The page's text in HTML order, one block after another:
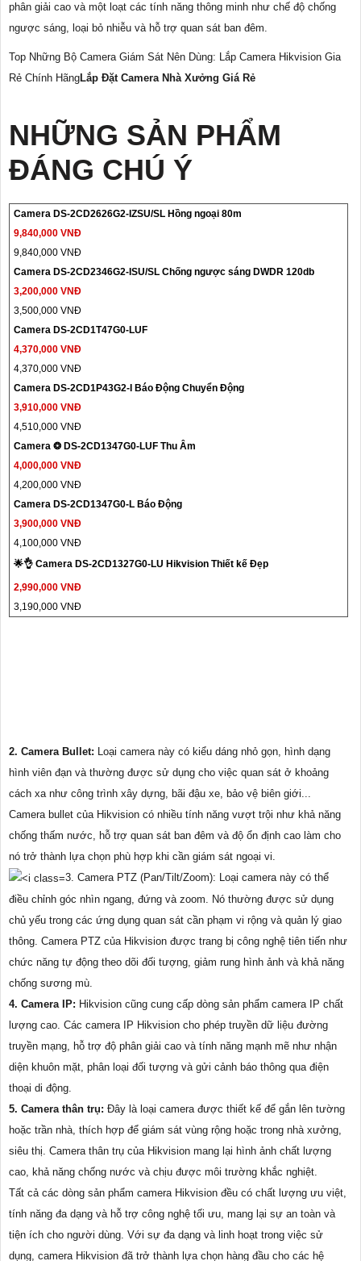
phân giải cao và một loạt các tính năng thông minh như chế độ chống
ngược sáng, loại bỏ nhiễu và hỗ trợ quan sát ban đêm.
Top Những Bộ Camera Giám Sát Nên Dùng: Lắp Camera Hikvision Gia
Rẻ Chính HãngLắp Đặt Camera Nhà Xưởng Giá Rẻ
NHỮNG SẢN PHẨM
ĐÁNG CHÚ Ý
Camera DS-2CD2626G2-IZSU/SL Hồng ngoại 80m
9,840,000 VNĐ
9,840,000 VNĐ
Camera DS-2CD2346G2-ISU/SL Chống ngược sáng DWDR 120db
3,200,000 VNĐ
3,500,000 VNĐ
Camera DS-2CD1T47G0-LUF
4,370,000 VNĐ
4,370,000 VNĐ
Camera DS-2CD1P43G2-I Báo Động Chuyển Động
3,910,000 VNĐ
4,510,000 VNĐ
Camera ❂ DS-2CD1347G0-LUF Thu Âm
4,000,000 VNĐ
4,200,000 VNĐ
Camera DS-2CD1347G0-L Báo Động
3,900,000 VNĐ
4,100,000 VNĐ
🌟👌 Camera DS-2CD1327G0-LU Hikvision Thiết kế Đẹp
2,990,000 VNĐ
3,190,000 VNĐ
2. Camera Bullet: Loại camera này có kiểu dáng nhỏ gọn, hình dạng
hình viên đạn và thường được sử dụng cho việc quan sát ở khoảng
cách xa như công trình xây dựng, bãi đậu xe, bảo vệ biên giới...
Camera bullet của Hikvision có nhiều tính năng vượt trội như khả năng
chống thấm nước, hỗ trợ quan sát ban đêm và độ ổn định cao làm cho
nó trở thành lựa chọn phù hợp khi cần giám sát ngoại vi.
3. Camera PTZ (Pan/Tilt/Zoom): Loại camera này có thể
điều chỉnh góc nhìn ngang, đứng và zoom. Nó thường được sử dụng
chủ yếu trong các ứng dụng quan sát cần phạm vi rộng và quản lý giao
thông. Camera PTZ của Hikvision được trang bị công nghệ tiên tiến như
chức năng tự động theo dõi đối tượng, giảm rung hình ảnh và khả năng
chống sương mù.
4. Camera IP: Hikvision cũng cung cấp dòng sản phẩm camera IP chất
lượng cao. Các camera IP Hikvision cho phép truyền dữ liệu đường
truyền mạng, hỗ trợ độ phân giải cao và tính năng mạnh mẽ như nhận
diện khuôn mặt, phân loại đối tượng và gửi cảnh báo thông qua điện
thoại di động.
5. Camera thân trụ: Đây là loại camera được thiết kế để gắn lên tường
hoặc trần nhà, thích hợp để giám sát vùng rộng hoặc trong nhà xưởng,
siêu thị. Camera thân trụ của Hikvision mang lại hình ảnh chất lượng
cao, khả năng chống nước và chịu được môi trường khắc nghiệt.
Tất cả các dòng sản phẩm camera Hikvision đều có chất lượng ưu việt,
tính năng đa dạng và hỗ trợ công nghệ tối ưu, mang lại sự an toàn và
tiện ích cho người dùng. Với sự đa dạng và linh hoạt trong việc sử
dụng, camera Hikvision đã trở thành lựa chọn hàng đầu cho các hệ